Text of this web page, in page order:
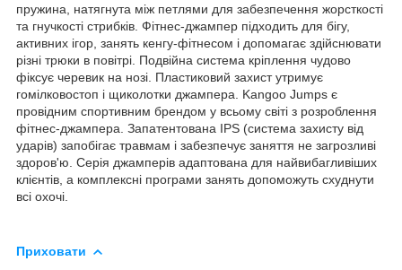
пружина, натягнута між петлями для забезпечення жорсткості
та гнучкості стрибків. Фітнес-джампер підходить для бігу,
активних ігор, занять кенгу-фітнесом і допомагає здійснювати
різні трюки в повітрі. Подвійна система кріплення чудово
фіксує черевик на нозі. Пластиковий захист утримує
гомілковостоп і щиколотки джампера. Kangoo Jumps є
провідним спортивним брендом у всьому світі з розроблення
фітнес-джампера. Запатентована IPS (система захисту від
ударів) запобігає травмам і забезпечує заняття не загрозливі
здоров'ю. Серія джамперів адаптована для найвибагливіших
клієнтів, а комплексні програми занять допоможуть схуднути
всі охочі.
Приховати